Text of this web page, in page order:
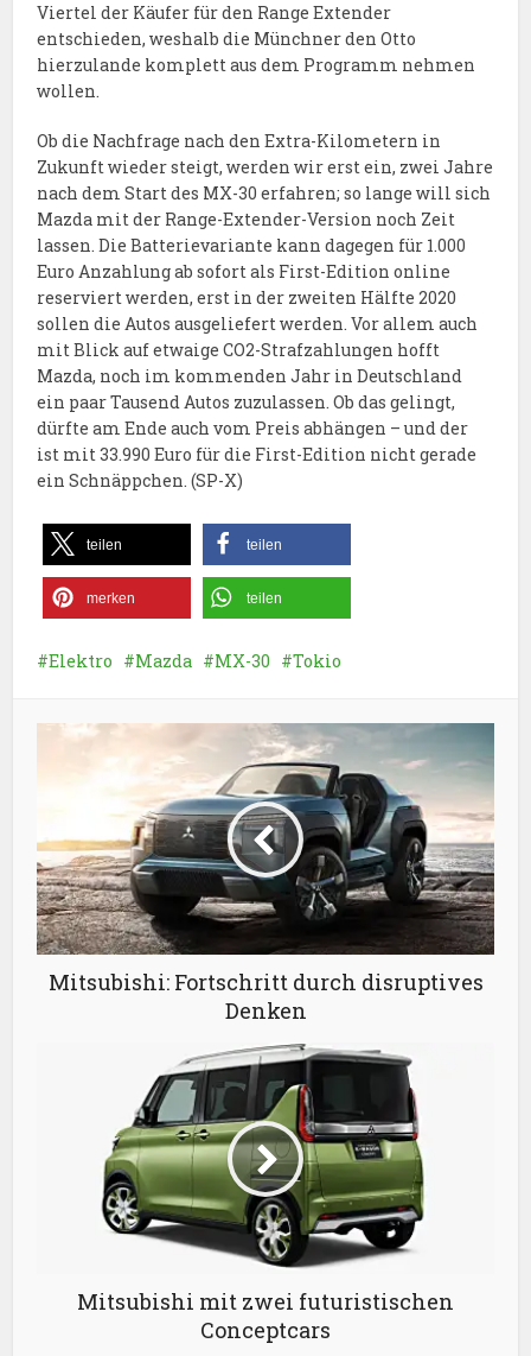
Viertel der Käufer für den Range Extender
entschieden, weshalb die Münchner den Otto
hierzulande komplett aus dem Programm nehmen
wollen.
Ob die Nachfrage nach den Extra-Kilometern in
Zukunft wieder steigt, werden wir erst ein, zwei Jahre
nach dem Start des MX-30 erfahren; so lange will sich
Mazda mit der Range-Extender-Version noch Zeit
lassen. Die Batterievariante kann dagegen für 1.000
Euro Anzahlung ab sofort als First-Edition online
reserviert werden, erst in der zweiten Hälfte 2020
sollen die Autos ausgeliefert werden. Vor allem auch
mit Blick auf etwaige CO2-Strafzahlungen hofft
Mazda, noch im kommenden Jahr in Deutschland
ein paar Tausend Autos zuzulassen. Ob das gelingt,
dürfte am Ende auch vom Preis abhängen – und der
ist mit 33.990 Euro für die First-Edition nicht gerade
ein Schnäppchen. (SP-X)
teilen teilen
merken teilen
Elektro Mazda MX-30 Tokio
Mitsubishi: Fortschritt durch disruptives
Denken
Mitsubishi mit zwei futuristischen
Conceptcars